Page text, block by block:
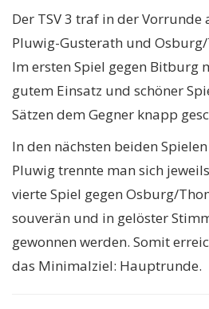
Der TSV 3 traf in der Vorrunde
Pluwig-Gusterath und
Im ersten Spiel gegen Bitburg
gutem Einsatz und schöner
Sätzen dem Gegner knapp
In den nächsten beiden
Pluwig trennte man sich
vierte Spiel gegen Osburg/
souverän und in gelöster
gewonnen werden. Somit
das Minimalziel: Hauptrunde.